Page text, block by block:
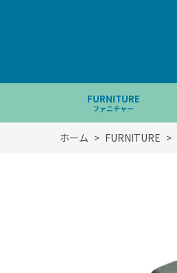
FURNITURE
ファニチャー
ホーム > FURNITURE >